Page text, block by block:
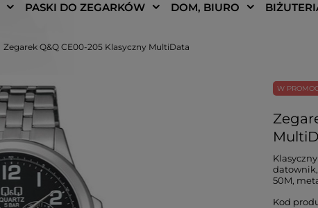
PASKI DO ZEGARKÓW DOM, BIURO
Zegarek Q&Q CE00-205 Klasyczny MultiData
W
50M,
Kod